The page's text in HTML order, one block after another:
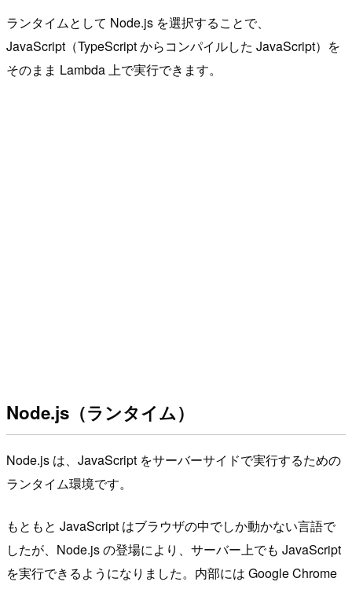
ランタイムとして Node.js を選択することで、
JavaScript（TypeScript からコンパイルした JavaScript）を
そのまま Lambda 上で実行できます。
Node.js（ランタイム）
Node.js は、JavaScript をサーバーサイドで実行するための
ランタイム環境です。
もともと JavaScript はブラウザの中でしか動かない言語で
したが、Node.js の登場により、サーバー上でも JavaScript
を実行できるようになりました。内部には Google Chrome